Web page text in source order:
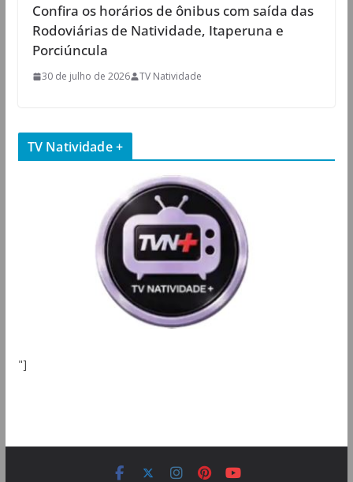
Confira os horários de ônibus com saída das
Rodoviárias de Natividade, Itaperuna e
Porciúncula
30 de julho de 2026 TV Natividade
TV Natividade +
"]